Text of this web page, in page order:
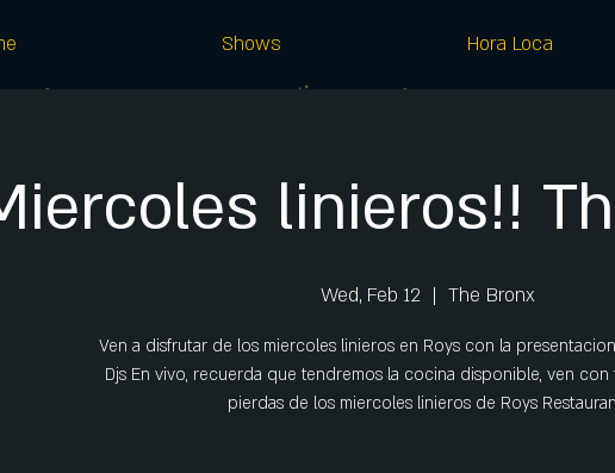
Shows Hora Loca
linieros!!
Wed, Feb 12
  |
The Bronx
Ven a disfrutar de los miercoles linieros en Roys con la
Djs En vivo, recuerda que tendremos la cocina disponible, ven con
pierdas de los miercoles linieros de Roys